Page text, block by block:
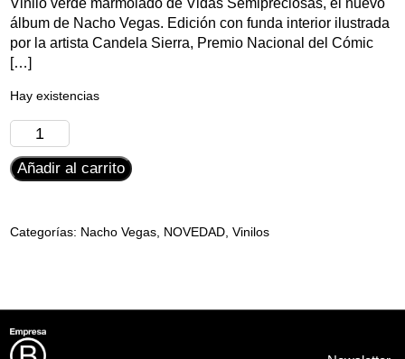
álbum de Nacho Vegas. Edición con funda interior ilustrada
por la artista Candela Sierra, Premio Nacional del Cómic
[…]
Hay existencias
Nacho
Vegas
-
(Vinilo
Añadir al carrito
Categorías: Nacho Vegas NOVEDAD ,Vinilos